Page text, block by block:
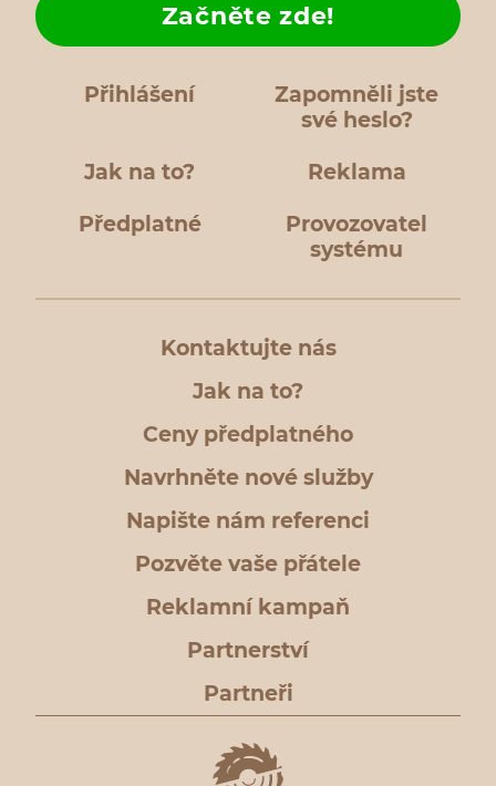
Přihlášení
Zapomněli jste
své heslo?
Jak na to?
Začněte zde!
Reklama
Předplatné
Provozovatel
systému
Kontaktujte nás
Jak na to?
Ceny předplatného
Navrhněte nové služby
Napište nám referenci
Pozvěte vaše přátele
Reklamní kampaň
Partnerství
Partneři